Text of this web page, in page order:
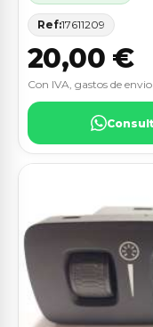
Ref:17611209
20,00 €
Con IVA, gastos de